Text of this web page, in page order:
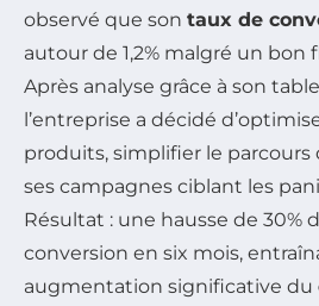
observé que son taux de
autour de 1,2% malgré un bon
Après analyse grâce à son
l’entreprise a décidé
produits, simplifier le parcours
ses campagnes ciblant les
Résultat : une hausse de 30%
conversion en six mois,
augmentation significative du